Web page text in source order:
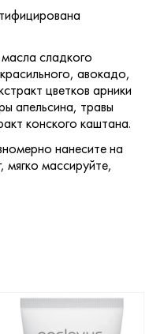
масла сладкого
авокадо,
цветков арники
апельсина, травы
конского каштана.
нанесите на
мягко массируйте,